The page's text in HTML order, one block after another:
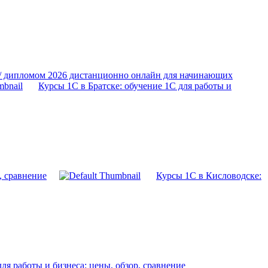
дипломом 2026 дистанционно онлайн для начинающих
Курсы 1С в Братске: обучение 1С для работы и
сравнение Курсы 1С в Кисловодске:
работы и бизнеса: цены, обзор, сравнение